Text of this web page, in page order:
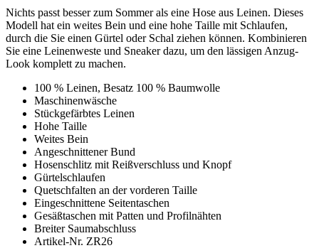
Nichts passt besser zum Sommer als eine Hose aus Leinen. Dieses
Modell hat ein weites Bein und eine hohe Taille mit Schlaufen,
durch die Sie einen Gürtel oder Schal ziehen können. Kombinieren
Sie eine Leinenweste und Sneaker dazu, um den lässigen Anzug-
Look komplett zu machen.
100 % Leinen, Besatz 100 % Baumwolle
Maschinenwäsche
Stückgefärbtes Leinen
Hohe Taille
Weites Bein
Angeschnittener Bund
Hosenschlitz mit Reißverschluss und Knopf
Gürtelschlaufen
Quetschfalten an der vorderen Taille
Eingeschnittene Seitentaschen
Gesäßtaschen mit Patten und Profilnähten
Breiter Saumabschluss
Artikel-Nr. ZR26